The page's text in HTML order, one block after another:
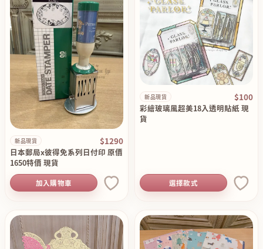
新品現貨 $1290
日本郵局x彼得免系列日付印 原價
1650特價 現貨
加入購物車
新品現貨 $100
彩繪玻璃風超美18入透明貼紙 現
貨
選擇款式